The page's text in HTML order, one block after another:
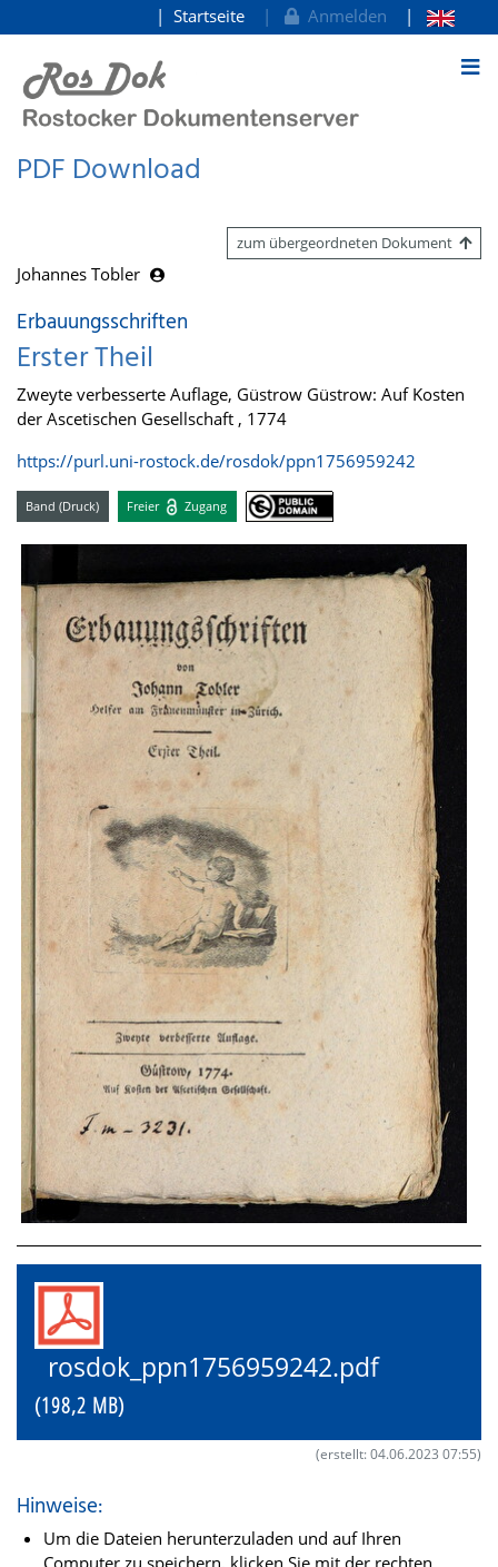
zum Inhalt
Startseite Anmelden
PDF Download
zum übergeordneten Dokument
Johannes Tobler
Erbauungsschriften
Erster Theil
Zweyte verbesserte Auflage, Güstrow Güstrow: Auf Kosten
der Ascetischen Gesellschaft , 1774
https://purl.uni-rostock.de/rosdok/ppn1756959242
Band (Druck) Freier Zugang
rosdok_ppn1756959242.pdf
(198,2 MB)
(erstellt: 04.06.2023 07:55)
Hinweise:
Um die Dateien herunterzuladen und auf Ihren